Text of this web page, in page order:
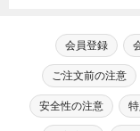
●ケータイでのお支払
手数料：無料
※機種によってはご利
●配送方法
宅配便（佐川急便・ヤ
ト/ネコポス）での配送
※数量制限によりメー
【選択上限数】
TeAmoCLEAR1DAY：
送料について
宅配便（佐川急便・ヤ
メール便（ゆうパケッ
※一部SALEやキャン
る場合がございます。
注文・返品について
●商品変更について
お問い合わせ
第一種医療機器販売業
ます。
高度管理医療機器等販
芸能人・モデルが愛
TeAmoだけの度な
カラコン通販サイト
けの“度なし”カラコン
初めてカラコン・
会員登録
ご注文前の注意
安全性の注意